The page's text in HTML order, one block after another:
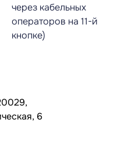
через кабельных
операторов на 11-й
кнопке)
6